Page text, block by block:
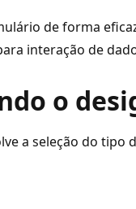
de forma
interação de
o
a seleção do